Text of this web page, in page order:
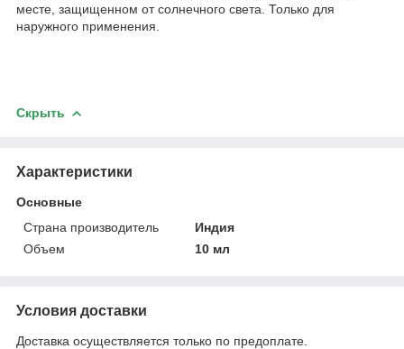
месте, защищенном от солнечного света. Только для
наружного применения.
Скрыть
Характеристики
Основные
Страна производитель
Индия
Объем
10 мл
Условия доставки
Доставка осуществляется только по предоплате.